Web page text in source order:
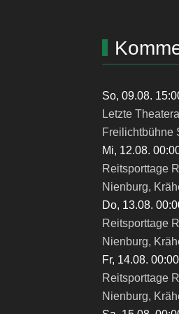
So, 09.08.
Letzte
Freilichtbühne
Mi, 12.08.
Reitsporttage
Nienburg,
Do, 13.08.
Reitsporttage
Nienburg,
Fr, 14.08. 00:00
Reitsporttage
Nienburg,